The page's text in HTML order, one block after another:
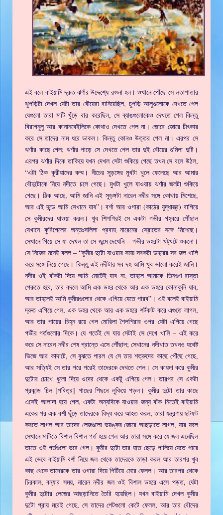
এই বলে বাইয়ামি দ্রুত ঝর্ণার উদ্দেশ্যে রওনা হল। ওখানে পৌঁছে সে লতাপাতার
ঝুপড়িটা দেখল যেটা তার বৌয়েরা বানিয়েছিল, চুপড়ি আলুগুলোকে দেখতে পেল
যেগুলো তারা মাটি খুঁড়ে বার করেছিল, সে ব্যাঙগুলোকেও দেখতে পেল কিন্তু
বিরাগনুলু আর কানানবেইলিকে কোথাও দেখতে পেল না। জোরে জোরে চীৎকার
করে সে তাদের নাম ধরে ডাকল। কিন্তু কোনও উত্তর পেল না। এরপর সে
ঝর্ণার কাছে গেল; ঝর্ণার পাড়ে সে দেখতে পেল তার দুই বৌয়ের গুমিলা দুটি।
এরপর ঝর্ণার দিকে তাকিয়ে যখন দেখল সেটা শুকিয়ে গেছে তখন সে বলে উঠল,
“এটা ঠিক কুরীয়াদের কম্ম। নীচের সুড়ঙ্গের মুখটা খুলে ফেলেছে আর আমার
বৌদুটোকে নিয়ে নদীতে চলে গেছে। মুখটা খুলে যাওয়ায় ঝর্ণার জলটা শুকিয়ে
গেছে। ঠিক আছে, আমি জানি এই সুড়ঙ্গটা নারেন নদীর সঙ্গে কোথায় মিশেছে,
আর এই দন্ডে আমি সেখানে যাব”। বর্শা আর ওগারা (কাঠের যুদ্ধাস্ত্র) বাগিয়ে
সে কুমীরদের ধাওয়া করল। খুব শিগগিরই সে একটা গভীর গহ্বরে পৌঁছাল
যেখানে কুরিগেলের অন্তঃসলিলা প্রবাহ নারেনের স্রোতের সঙ্গে মিশেছে।
সেখানে গিয়ে সে যা দেখল তা সে জন্মে দেখেনি – গভীর ডহরটা খট্‌খটে শুকনো।
সে নিজের মনেই বলল – “কুমীর দুটো যাওয়ার সময় সবকটা ডহরের সব জল খালি
করে সঙ্গে নিয়ে গেছে। কিন্তু এই নদীটার সব দহ আমি খুব ভালো করেই জানি।
নদীর ওই বাঁকটা দিয়ে আমি মোটেই যাব না, তাহলে আমাকে তিনগুণ রাস্তা
পেরুতে হবে, তার বদলে আমি এক ডহর থেকে আর এক ডহরে কোনাকুনি যাব,
আর তাহলেই আমি কুমীরগুলোর থেকে এগিয়ে যেতে পারব”। এই বলেই বাইয়ামি
দ্রুত এগিয়ে গেল, এক ডহর থেকে আর এক ডহরে শর্টকাট করে এগুতে লাগল,
আর তার পায়ের চিহ্ন রয়ে গেল মোরিলা শৈলশিরার ওপর যেটা এগিয়ে গেছে
গভীর গর্তগুলোর দিকে। যে গর্তেই সে যায় সেটাই সে দেখে খালি – এই করে
করে সে নারেন নদীর শেষ প্রান্তে এসে পৌঁছাল; সেখানের নদীখাত তখনও যথেষ্ট
ভিজে আর কাদাটে, সে বুঝতে পারল যে সে তার শত্রুদের কাছে পৌঁছে গেছে,
আর সত্যিই সে তার পরে পরেই তাদেরকে দেখতে পেল। সে কায়দা করে কুমীর
দুটোর চোখে ধুলো দিয়ে ওদের থেকে একটু এগিয়ে গেল। তারপর সে একটা
প্রকান্ড ঢিল [পবিত্র] গাছের পিছনে লুকিয়ে পড়ল। কুমীর দুটো তার কাছে
এসেই আলাদা হয়ে গেল, একটা অন্যদিকে যাওয়ার জন্য বাঁক নিতেই বাইয়ামি
একের পর এক বর্শা ছুঁড়ে তাদেরকে বিদ্ধ করে আহত করল, তারা যন্ত্রণায় ছটফট
করতে লাগল আর তাদের লেজগুলো ভয়ঙ্কর জোরে আছড়াতে লাগল, যার ফলে
সেখানে মাটিতে বিশাল বিশাল গর্ত হয়ে গেল আর তারা সঙ্গে করে যে জল এনেছিল
তাতে ওই গর্তগুলো ভরে গেল। কুমীর দুটো তার হাত ছেড়ে পালিয়ে যেতে পারে
এই ভেবে বাইয়ামি বর্শা নিয়ে জল থেকে তাদেরকে তাড়া করল আর তারপর খুব
কাছ থেকে তাদেরকে তার ওগারা দিয়ে পিটিয়ে মেরে ফেলল। আর তারপর থেকে
চিরকাল, বন্যার সময়, নারেন নদীর জল ওই বিশাল ডহরে এসে পড়ত, যেটা
কুমীর দুটোর লেজের আছড়ানিতে তৈরি হয়েছিল। যখন বাইয়ামি দেখল কুমীর
দুটো প্রায় মরেই গেছে, সে তাদের পেটগুলো কেটে ফেলল, আর তার বৌদের